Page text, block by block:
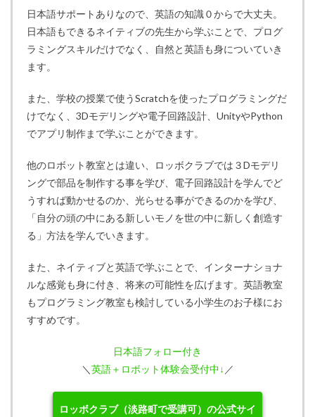
日本語サポートありなので、英語の知識０からで大丈夫。
日本語もできるネイティブの先生から学ぶことで、プログ
ラミングスキルだけでなく、自然と英語も身についていき
ます。
また、学校の授業で使うScratchを使ったプログラミングだ
けでなく、3Dモデリングや電子回路設計、UnityやPython
でアプリ制作まで学ぶことができます。
他のロボット教室とは違い、ロッボクラブでは３Dモデリ
ングで部品を制作する事を学び、電子回路設計を学んでど
うすれば動かせるのか、光らせる事ができるのかを学び、
「自分の頭の中にある新しいモノを世の中に新しく創造す
る」方法を学んでいきます。
また、ネイティブと英語で学ぶことで、インターナショナ
ルな感覚も身に付き、将来の可能性を広げます。英語教室
もプログラミング教室も検討している小学生のお子様にお
すすめです。
日本語フォロー付き
＼ 英語＋ロボット体験会受付中↓ ／
ロッボクラブ（淡路町で受講可）の公式サイ